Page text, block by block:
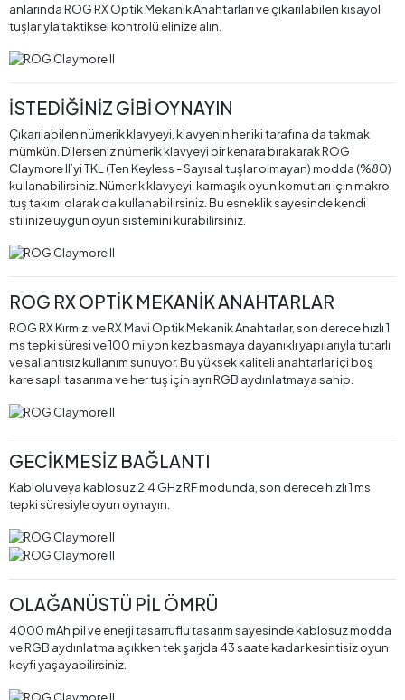
anlarında ROG RX Optik Mekanik Anahtarları ve çıkarılabilen kısayol
tuşlarıyla taktiksel kontrolü elinize alın.
İSTEDİĞİNİZ GİBİ OYNAYIN
Çıkarılabilen nümerik klavyeyi, klavyenin her iki tarafına da takmak
mümkün. Dilerseniz nümerik klavyeyi bir kenara bırakarak ROG
Claymore II’yi TKL (Ten Keyless - Sayısal tuşlar olmayan) modda (%80)
kullanabilirsiniz. Nümerik klavyeyi, karmaşık oyun komutları için makro
tuş takımı olarak da kullanabilirsiniz. Bu esneklik sayesinde kendi
stilinize uygun oyun sistemini kurabilirsiniz.
ROG RX OPTİK MEKANİK ANAHTARLAR
ROG RX Kırmızı ve RX Mavi Optik Mekanik Anahtarlar, son derece hızlı 1
ms tepki süresi ve 100 milyon kez basmaya dayanıklı yapılarıyla tutarlı
ve sallantısız kullanım sunuyor. Bu yüksek kaliteli anahtarlar içi boş
kare saplı tasarıma ve her tuş için ayrı RGB aydınlatmaya sahip.
GECİKMESİZ BAĞLANTI
Kablolu veya kablosuz 2,4 GHz RF modunda, son derece hızlı 1 ms
tepki süresiyle oyun oynayın.
OLAĞANÜSTÜ PİL ÖMRÜ
4000 mAh pil ve enerji tasarruflu tasarım sayesinde kablosuz modda
ve RGB aydınlatma açıkken tek şarjda 43 saate kadar kesintisiz oyun
keyfi yaşayabilirsiniz.